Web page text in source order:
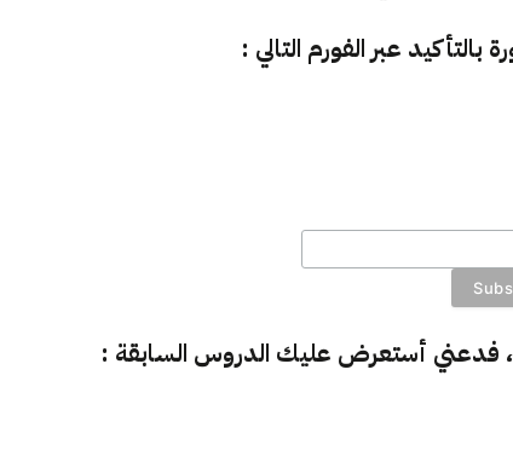
عبر الفورم التالي :
فدعني أستعرض عليك الدروس السابقة :